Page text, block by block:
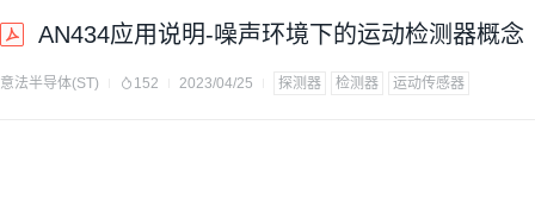
AN434应用说明-噪声环境下的运动检测器概念
意法半导体(ST) 152 2023/04/25 探测器 检测器 运动传感器